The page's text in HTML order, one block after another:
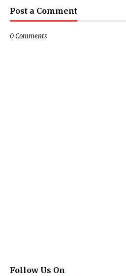
Post a Comment
0 Comments
Follow Us On